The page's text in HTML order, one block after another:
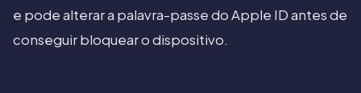
e pode alterar a palavra-passe do Apple ID antes de
conseguir bloquear o dispositivo.